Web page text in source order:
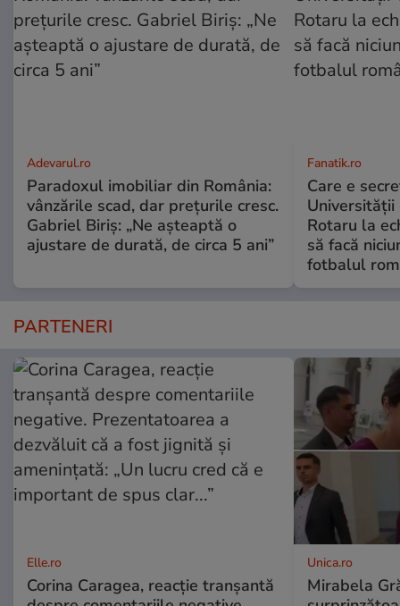
Adevarul.ro
Paradoxul imobiliar din România:
vânzările scad, dar prețurile cresc.
Gabriel Biriș: „Ne așteaptă o
ajustare de durată, de circa 5 ani”
Fanatik.ro
Care e
Universității
Rotaru la
să facă
fotbalul
PARTENERI
Elle.ro
Corina Caragea, reacție tranșantă
Unica.ro
Mirabela